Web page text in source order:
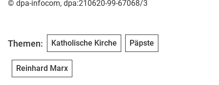
© dpa-infocom, dpa:210620-99-67068/3
Themen: Katholische Kirche Päpste
Reinhard Marx